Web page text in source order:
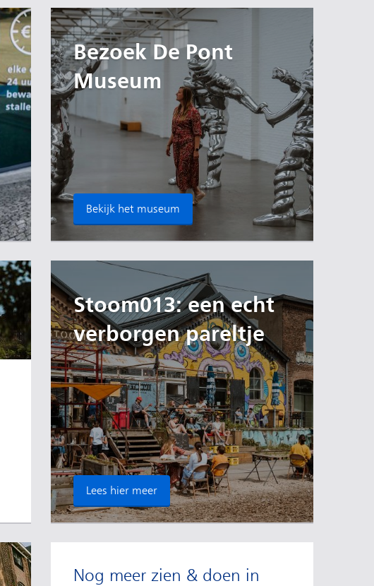
Bezoek De Pont
Museum
Bekijk het museum
Stoom013: een echt
verborgen pareltje
Lees hier meer
Nog meer zien & doen in